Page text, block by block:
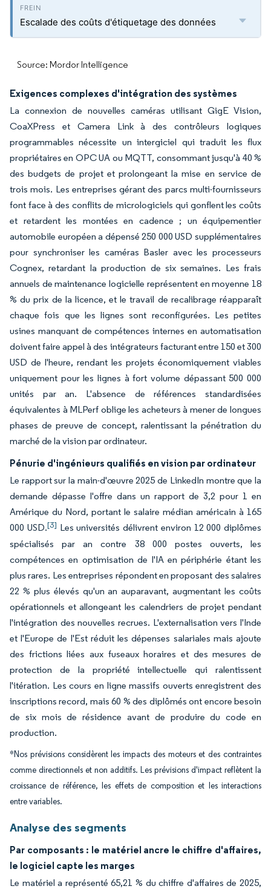
Escalade des coûts d'étiquetage des données
Source: Mordor Intelligence
Exigences complexes d'intégration des systèmes
La connexion de nouvelles caméras utilisant GigE Vision,
CoaXPress et Camera Link à des contrôleurs logiques
programmables nécessite un intergiciel qui traduit les flux
propriétaires en OPC UA ou MQTT, consommant jusqu'à 40 %
des budgets de projet et prolongeant la mise en service de
trois mois. Les entreprises gérant des parcs multi-fournisseurs
font face à des conflits de micrologiciels qui gonflent les coûts
et retardent les montées en cadence ; un équipementier
automobile européen a dépensé 250 000 USD supplémentaires
pour synchroniser les caméras Basler avec les processeurs
Cognex, retardant la production de six semaines. Les frais
annuels de maintenance logicielle représentent en moyenne 18
% du prix de la licence, et le travail de recalibrage réapparaît
chaque fois que les lignes sont reconfigurées. Les petites
usines manquant de compétences internes en automatisation
doivent faire appel à des intégrateurs facturant entre 150 et 300
USD de l'heure, rendant les projets économiquement viables
uniquement pour les lignes à fort volume dépassant 500 000
unités par an. L'absence de références standardisées
équivalentes à MLPerf oblige les acheteurs à mener de longues
phases de preuve de concept, ralentissant la pénétration du
marché de la vision par ordinateur.
Pénurie d'ingénieurs qualifiés en vision par ordinateur
Le rapport sur la main-d'œuvre 2025 de LinkedIn montre que la
demande dépasse l'offre dans un rapport de 3,2 pour 1 en
Amérique du Nord, portant le salaire médian américain à 165
000 USD.[3] Les universités délivrent environ 12 000 diplômes
spécialisés par an contre 38 000 postes ouverts, les
compétences en optimisation de l'IA en périphérie étant les
plus rares. Les entreprises répondent en proposant des salaires
22 % plus élevés qu'un an auparavant, augmentant les coûts
opérationnels et allongeant les calendriers de projet pendant
l'intégration des nouvelles recrues. L'externalisation vers l'Inde
et l'Europe de l'Est réduit les dépenses salariales mais ajoute
des frictions liées aux fuseaux horaires et des mesures de
protection de la propriété intellectuelle qui ralentissent
l'itération. Les cours en ligne massifs ouverts enregistrent des
inscriptions record, mais 60 % des diplômés ont encore besoin
de six mois de résidence avant de produire du code en
production.
*Nos prévisions considèrent les impacts des moteurs et des contraintes
comme directionnels et non additifs. Les prévisions d'impact reflètent la
croissance de référence, les effets de composition et les interactions
entre variables.
Analyse des segments
Par composants : le matériel ancre le chiffre d'affaires,
le logiciel capte les marges
Le matériel a représenté 65,21 % du chiffre d'affaires de 2025,